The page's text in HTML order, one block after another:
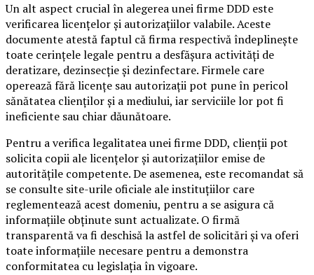
Un alt aspect crucial în alegerea unei firme DDD este
verificarea licențelor și autorizațiilor valabile. Aceste
documente atestă faptul că firma respectivă îndeplinește
toate cerințele legale pentru a desfășura activități de
deratizare, dezinsecție și dezinfectare. Firmele care
operează fără licențe sau autorizații pot pune în pericol
sănătatea clienților și a mediului, iar serviciile lor pot fi
ineficiente sau chiar dăunătoare.
Pentru a verifica legalitatea unei firme DDD, clienții pot
solicita copii ale licențelor și autorizațiilor emise de
autoritățile competente. De asemenea, este recomandat să
se consulte site-urile oficiale ale instituțiilor care
reglementează acest domeniu, pentru a se asigura că
informațiile obținute sunt actualizate. O firmă
transparentă va fi deschisă la astfel de solicitări și va oferi
toate informațiile necesare pentru a demonstra
conformitatea cu legislația în vigoare.